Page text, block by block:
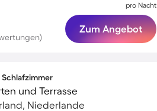
pro Nacht
Zum Angebot
Schlafzimmer
und Terrasse
Niederlande